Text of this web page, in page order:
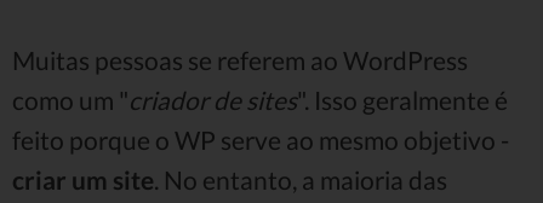
Muitas pessoas se referem ao WordPress
como um "criador de sites". Isso geralmente é
feito porque o WP serve ao mesmo objetivo -
criar um site. No entanto, a maioria das